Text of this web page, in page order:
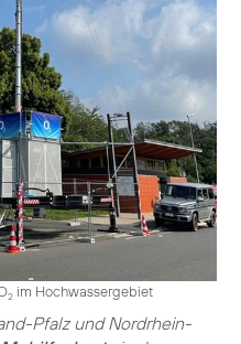
2 im Hochwassergebiet
Pfalz und Nordrhein-